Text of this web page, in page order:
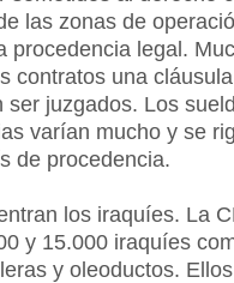
las zonas de
procedencia legal.
contratos una
juzgados. Los
varían mucho y se
de procedencia.
los iraquíes. La
y 15.000 iraquíes
y oleoductos.